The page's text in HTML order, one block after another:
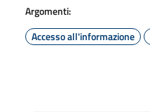
Argomenti:
Accesso all'informazione